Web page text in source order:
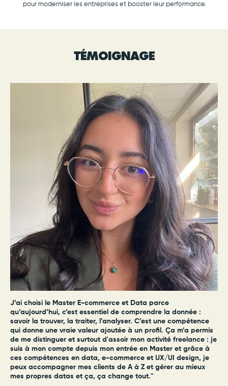
pour moderniser les entreprises et booster leur performance.
TÉMOIGNAGE
J’ai choisi le Master E-commerce et Data parce
qu’aujourd’hui, c’est essentiel de comprendre la donnée :
savoir la trouver, la traiter, l’analyser. C’est une compétence
qui donne une vraie valeur ajoutée à un profil. Ça m’a permis
de me distinguer et surtout d'assoir mon activité freelance : je
suis à mon compte depuis mon entrée en Master et grâce à
ces compétences en data, e-commerce et UX/UI design, je
peux accompagner mes clients de A à Z et gérer au mieux
mes propres datas et ça, ça change tout."